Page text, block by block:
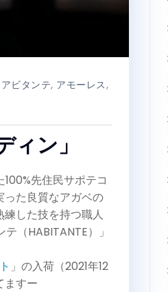
アビタンテ, アモーレス,
ン」
先住民サポテコ
た良質なアガベの
した技を持つ職人
（HABITANTE）」
」の入荷（2021年12
ますー